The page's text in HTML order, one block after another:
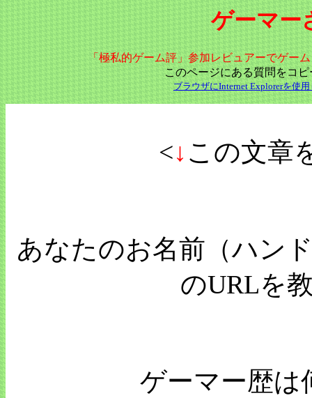
ゲーマー
「極私的ゲーム評」参加レビュアーでゲー
このページにある質問をコ
ブラウザにInternet Explorerを使
<↓ この文章
あなたのお名前（ハン
のURLを
ゲーマー歴は